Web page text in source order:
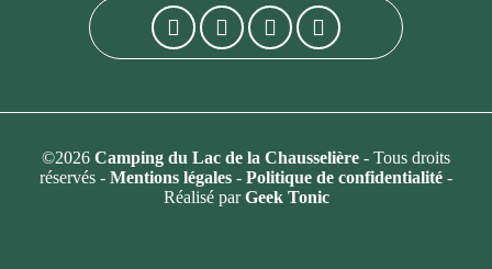
©2026 Camping du Lac de la Chausselière - Tous droits
réservés - Mentions légales - Politique de confidentialité -
Réalisé parGeek Tonic